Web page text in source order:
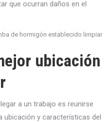
que ocurran daños en el
de hormigón establecido limpiar
ubicación
a un trabajo es reunirse
ubicación y características del